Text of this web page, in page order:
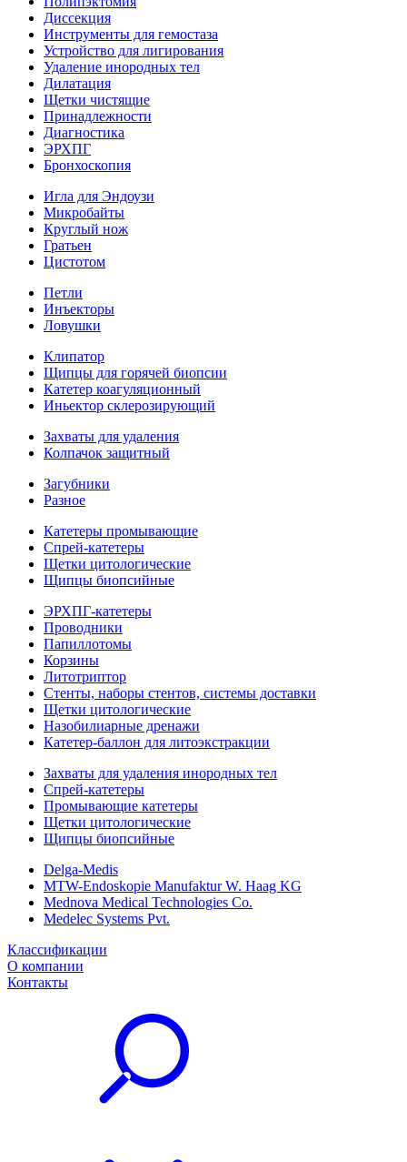
Диссекция
Инструменты для гемостаза
Устройство для лигирования
Удаление инородных тел
Дилатация
Щетки чистящие
Принадлежности
Диагностика
ЭРХПГ
Бронхоскопия
Игла для Эндоузи
Микробайты
Круглый нож
Гратьен
Цистотом
Петли
Инъекторы
Ловушки
Клипатор
Щипцы для горячей биопсии
Катетер коагуляционный
Иньектор склерозирующий
Захваты для удаления
Колпачок защитный
Загубники
Разное
Катетеры промывающие
Спрей-катетеры
Щетки цитологические
Щипцы биопсийные
ЭРХПГ-катетеры
Проводники
Папиллотомы
Корзины
Литотриптор
Стенты, наборы стентов, системы доставки
Щетки цитологические
Назобилиарные дренажи
Катетер-баллон для литоэкстракции
Захваты для удаления инородных тел
Спрей-катетеры
Промывающие катетеры
Щетки цитологические
Щипцы биопсийные
Delga-Medis
MTW-Endoskopie Manufaktur W. Haag KG
Mednova Medical Technologies Co.
Medelec Systems Pvt.
Классификации
О компании
Контакты